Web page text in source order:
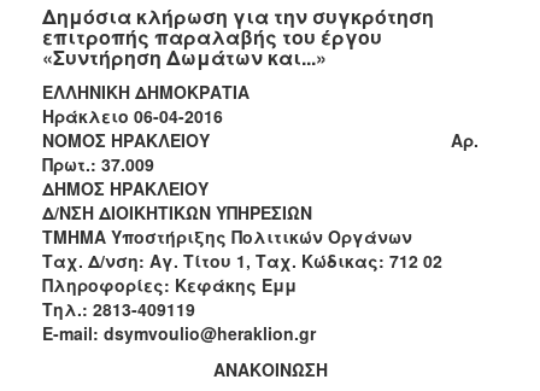
2022
2021
2020
2019
2018
2017
2016
2015
2013
Δημόσια κλήρωση για την συγκρότηση
επιτροπής παραλαβής του έργου
«Συντήρηση Δωμάτων και...»
ΕΛΛΗΝΙΚΗ ΔΗΜΟΚΡΑΤΙΑ
Ηράκλειo 06-04-2016
ΝΟΜΟΣ ΗΡΑΚΛΕΙΟΥ Αρ.
Πρωτ.: 37.009
ΔΗΜΟΣ ΗΡΑΚΛΕΙΟΥ
Δ/ΝΣΗ ΔΙΟΙΚΗΤΙΚΩΝ ΥΠΗΡΕΣΙΩΝ
ΤΜΗΜΑ Υποστήριξης Πολιτικών Οργάνων
Ταχ. Δ/νση: Αγ. Τίτου 1, Ταχ. Κώδικας: 712 02
Πληροφορίες: Κεφάκης Εμμ
Τηλ.: 2813-409119
E-mail: dsymvoulio@heraklion.gr
ΑΝΑΚΟΙΝΩΣΗ